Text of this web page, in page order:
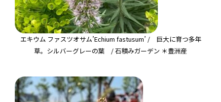
エキウム ファスツオサム’Echium fastusum’ / 巨大に育つ多年
草。シルバーグレーの葉 / 石積みガーデン ＊豊洲産